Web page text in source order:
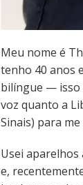
Meu nome é
tenho 40 anos
bilíngue — isso
voz quanto a
Sinais) para
Usei
e,